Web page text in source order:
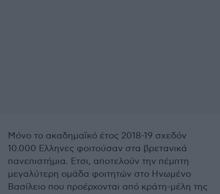
Μόνο το ακαδημαϊκό έτος 2018-19 σχεδόν
10.000 Ελληνες φοιτούσαν στα βρετανικά
πανεπιστήμια. Ετσι, αποτελούν την πέμπτη
μεγαλύτερη ομάδα φοιτητών στο Ηνωμένο
Βασίλειο που προέρχονται από κράτη-μέλη της